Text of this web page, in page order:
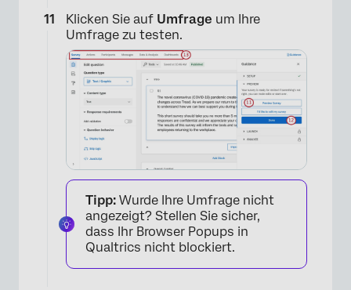
Klicken Sie auf Umfrage um Ihre
Umfrage zu testen.
Tipp: Wurde Ihre Umfrage nicht
angezeigt? Stellen Sie sicher,
dass Ihr Browser Popups in
Qualtrics nicht blockiert.